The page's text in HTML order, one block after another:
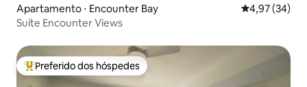
Apartamento ⋅ Encounter Bay 4,97 de uma
4,97 (34)
Suíte Encounter Views
Entre os melhores preferidos dos hóspedes
Preferido dos hóspedes